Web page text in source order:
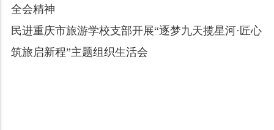
全会精神
民进重庆市旅游学校支部开展“逐梦九天揽星河·匠心
筑旅启新程”主题组织生活会